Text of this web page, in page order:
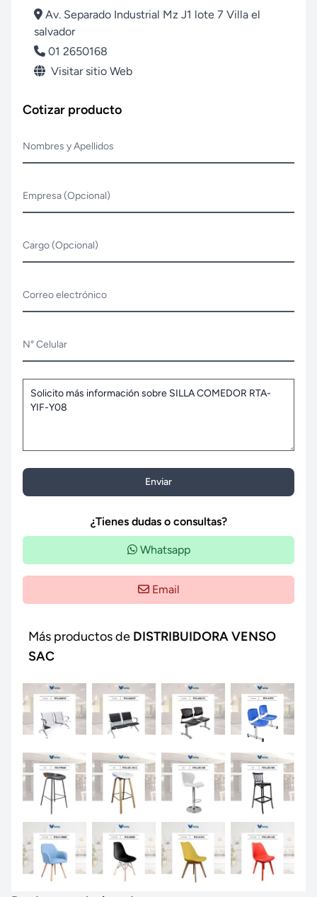
Av. Separado Industrial Mz J1 lote 7 Villa el
salvador
01 2650168
Visitar sitio Web
Cotizar producto
Nombres y Apellidos
Empresa (Opcional)
Cargo (Opcional)
Correo electrónico
N° Celular
Enviar
¿Tienes dudas o consultas?
Whatsapp
Email
Más productos de DISTRIBUIDORA VENSO
SAC